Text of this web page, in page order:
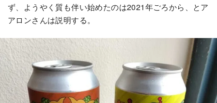
ず、ようやく質も伴い始めたのは2021年ごろから、とア
アロンさんは説明する。